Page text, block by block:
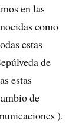
en las
como
estas
de
estas
de
).